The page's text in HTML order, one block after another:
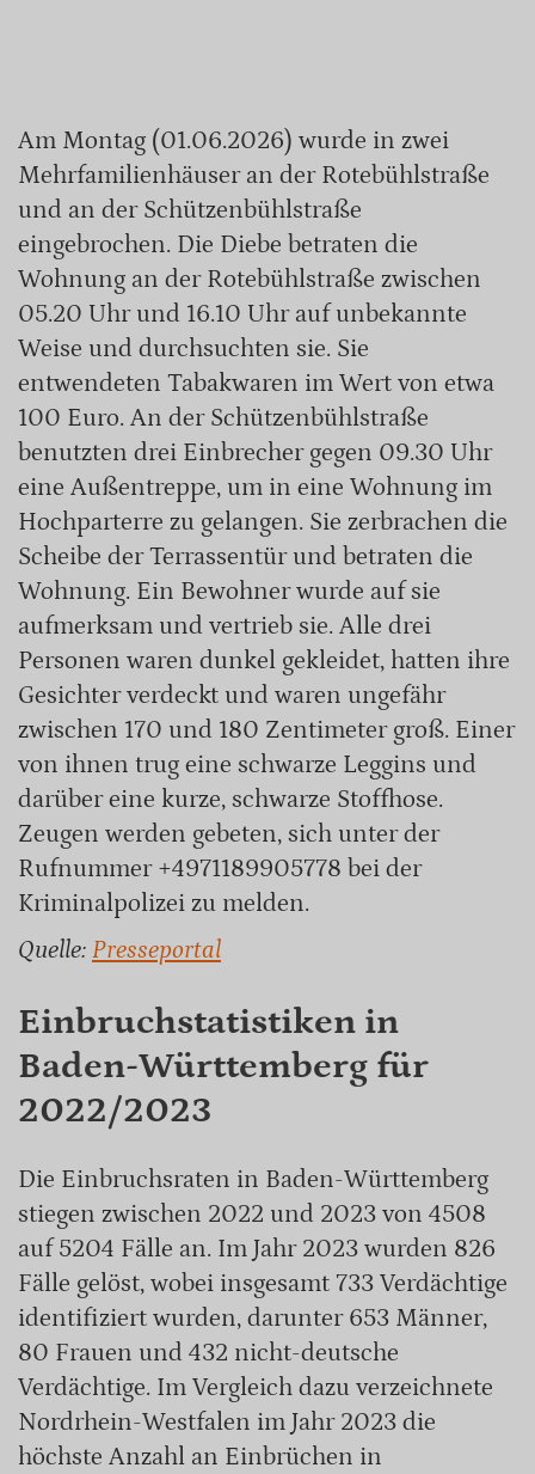
Am Montag (01.06.2026) wurde in zwei
Mehrfamilienhäuser an der Rotebühlstraße
und an der Schützenbühlstraße
eingebrochen. Die Diebe betraten die
Wohnung an der Rotebühlstraße zwischen
05.20 Uhr und 16.10 Uhr auf unbekannte
Weise und durchsuchten sie. Sie
entwendeten Tabakwaren im Wert von etwa
100 Euro. An der Schützenbühlstraße
benutzten drei Einbrecher gegen 09.30 Uhr
eine Außentreppe, um in eine Wohnung im
Hochparterre zu gelangen. Sie zerbrachen die
Scheibe der Terrassentür und betraten die
Wohnung. Ein Bewohner wurde auf sie
aufmerksam und vertrieb sie. Alle drei
Personen waren dunkel gekleidet, hatten ihre
Gesichter verdeckt und waren ungefähr
zwischen 170 und 180 Zentimeter groß. Einer
von ihnen trug eine schwarze Leggins und
darüber eine kurze, schwarze Stoffhose.
Zeugen werden gebeten, sich unter der
Rufnummer +4971189905778 bei der
Kriminalpolizei zu melden.
Quelle: Presseportal
Einbruchstatistiken in
Baden-Württemberg für
2022/2023
Die Einbruchsraten in Baden-Württemberg
stiegen zwischen 2022 und 2023 von 4508
auf 5204 Fälle an. Im Jahr 2023 wurden 826
Fälle gelöst, wobei insgesamt 733 Verdächtige
identifiziert wurden, darunter 653 Männer,
80 Frauen und 432 nicht-deutsche
Verdächtige. Im Vergleich dazu verzeichnete
Nordrhein-Westfalen im Jahr 2023 die
höchste Anzahl an Einbrüchen in